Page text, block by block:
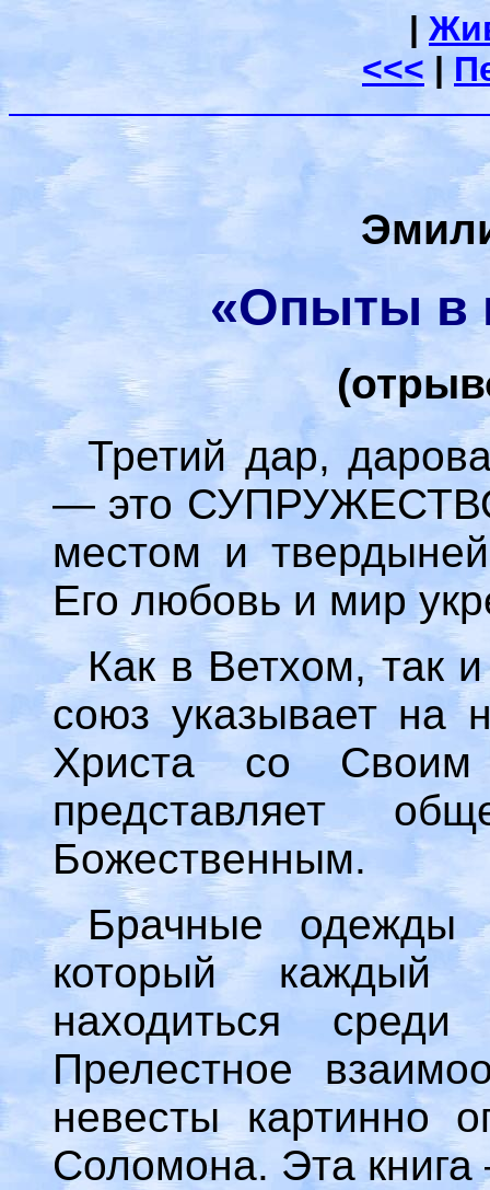
|
<<< |
«Опыты в
Третий дар,
— это
местом и
Его любовь и мир
Как в Ветхом, так
союз указывает на
Христа со Своим
представляет
Божественным.
Брачные одежды
который каждый
находиться
Прелестное
невесты картинно
Соломона. Эта